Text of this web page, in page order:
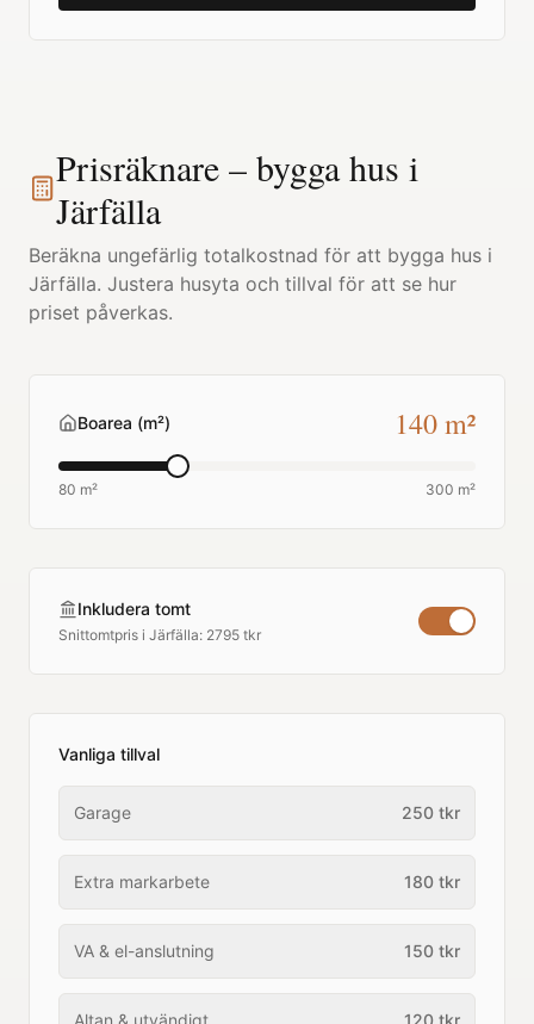
Prisräknare – bygga hus i
Järfälla
Beräkna ungefärlig totalkostnad för att bygga hus i
Järfälla. Justera husyta och tillval för att se hur
priset påverkas.
Boarea (m²) 140m²
80 m² 300 m²
Inkludera tomt
Snittomtpris i Järfälla: 2795 tkr
Vanliga tillval
Garage 250 tkr
Extra markarbete 180 tkr
VA & el-anslutning 150 tkr
Altan & utvändigt 120 tkr